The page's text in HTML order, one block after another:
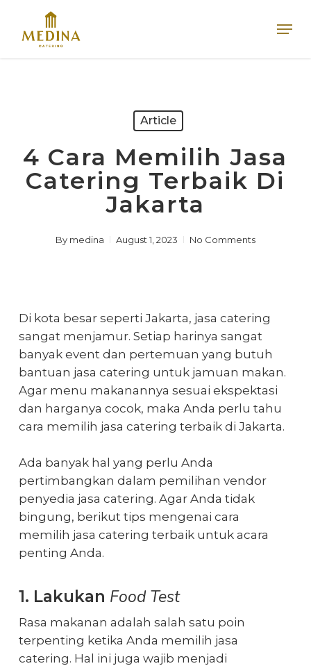
main
Article
4 Cara Memilih Jasa
Catering Terbaik Di
Jakarta
By medina August 1, 2023 No Comments
Di kota besar seperti Jakarta, jasa catering
sangat menjamur. Setiap harinya sangat
banyak event dan pertemuan yang butuh
bantuan jasa catering untuk jamuan makan.
Agar menu makanannya sesuai ekspektasi
dan harganya cocok, maka Anda perlu tahu
cara memilih jasa catering terbaik di Jakarta.
Ada banyak hal yang perlu Anda
pertimbangkan dalam pemilihan vendor
penyedia jasa catering. Agar Anda tidak
bingung, berikut tips mengenai cara
memilih jasa catering terbaik untuk acara
penting Anda.
1. Lakukan Food Test
Rasa makanan adalah salah satu poin
terpenting ketika Anda memilih jasa
catering. Hal ini juga wajib menjadi